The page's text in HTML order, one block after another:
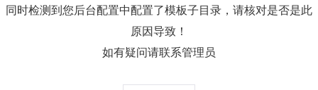
同时检测到您后台配置中配置了模板子目录，请核对是否是此
原因导致！
如有疑问请联系管理员